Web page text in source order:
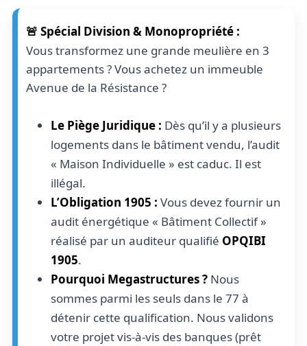
🚨 Spécial Division & Monopropriété :
Vous transformez une grande meulière en 3
appartements ? Vous achetez un immeuble
Avenue de la Résistance ?
Le Piège Juridique : Dès qu’il y a plusieurs
logements dans le bâtiment vendu, l’audit
« Maison Individuelle » est caduc. Il est
illégal.
L’Obligation 1905 : Vous devez fournir un
audit énergétique « Bâtiment Collectif »
réalisé par un auditeur qualifié OPQIBI
1905.
Pourquoi Megastructures ? Nous
sommes parmi les seuls dans le 77 à
détenir cette qualification. Nous validons
votre projet vis-à-vis des banques (prêt